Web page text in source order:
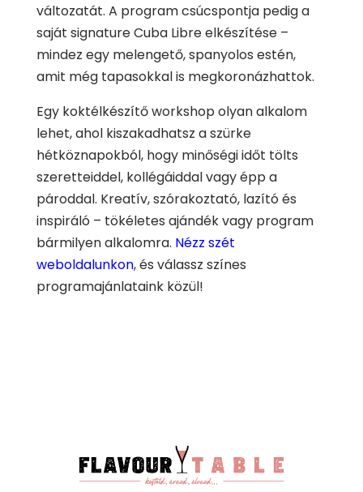
változatát. A program csúcspontja pedig a
saját signature Cuba Libre elkészítése –
mindez egy melengető, spanyolos estén,
amit még tapasokkal is megkoronázhattok.
Egy koktélkészítő workshop olyan alkalom
lehet, ahol kiszakadhatsz a szürke
hétköznapokból, hogy minőségi időt tölts
szeretteiddel, kollégáiddal vagy épp a
pároddal. Kreatív, szórakoztató, lazító és
inspiráló – tökéletes ajándék vagy program
bármilyen alkalomra. Nézz szét
weboldalunkon, és válassz színes
programajánlataink közül!